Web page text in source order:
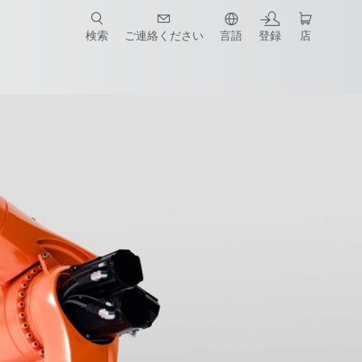
検索 ご連絡ください 言語 登録 店